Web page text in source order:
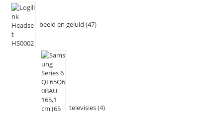
beeld en geluid 47
televisies 4